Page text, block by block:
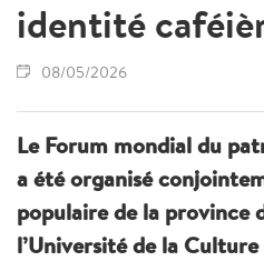
identité
08/05/2026
Le Forum mondial du
a été organisé
populaire de la province
l’Université de la